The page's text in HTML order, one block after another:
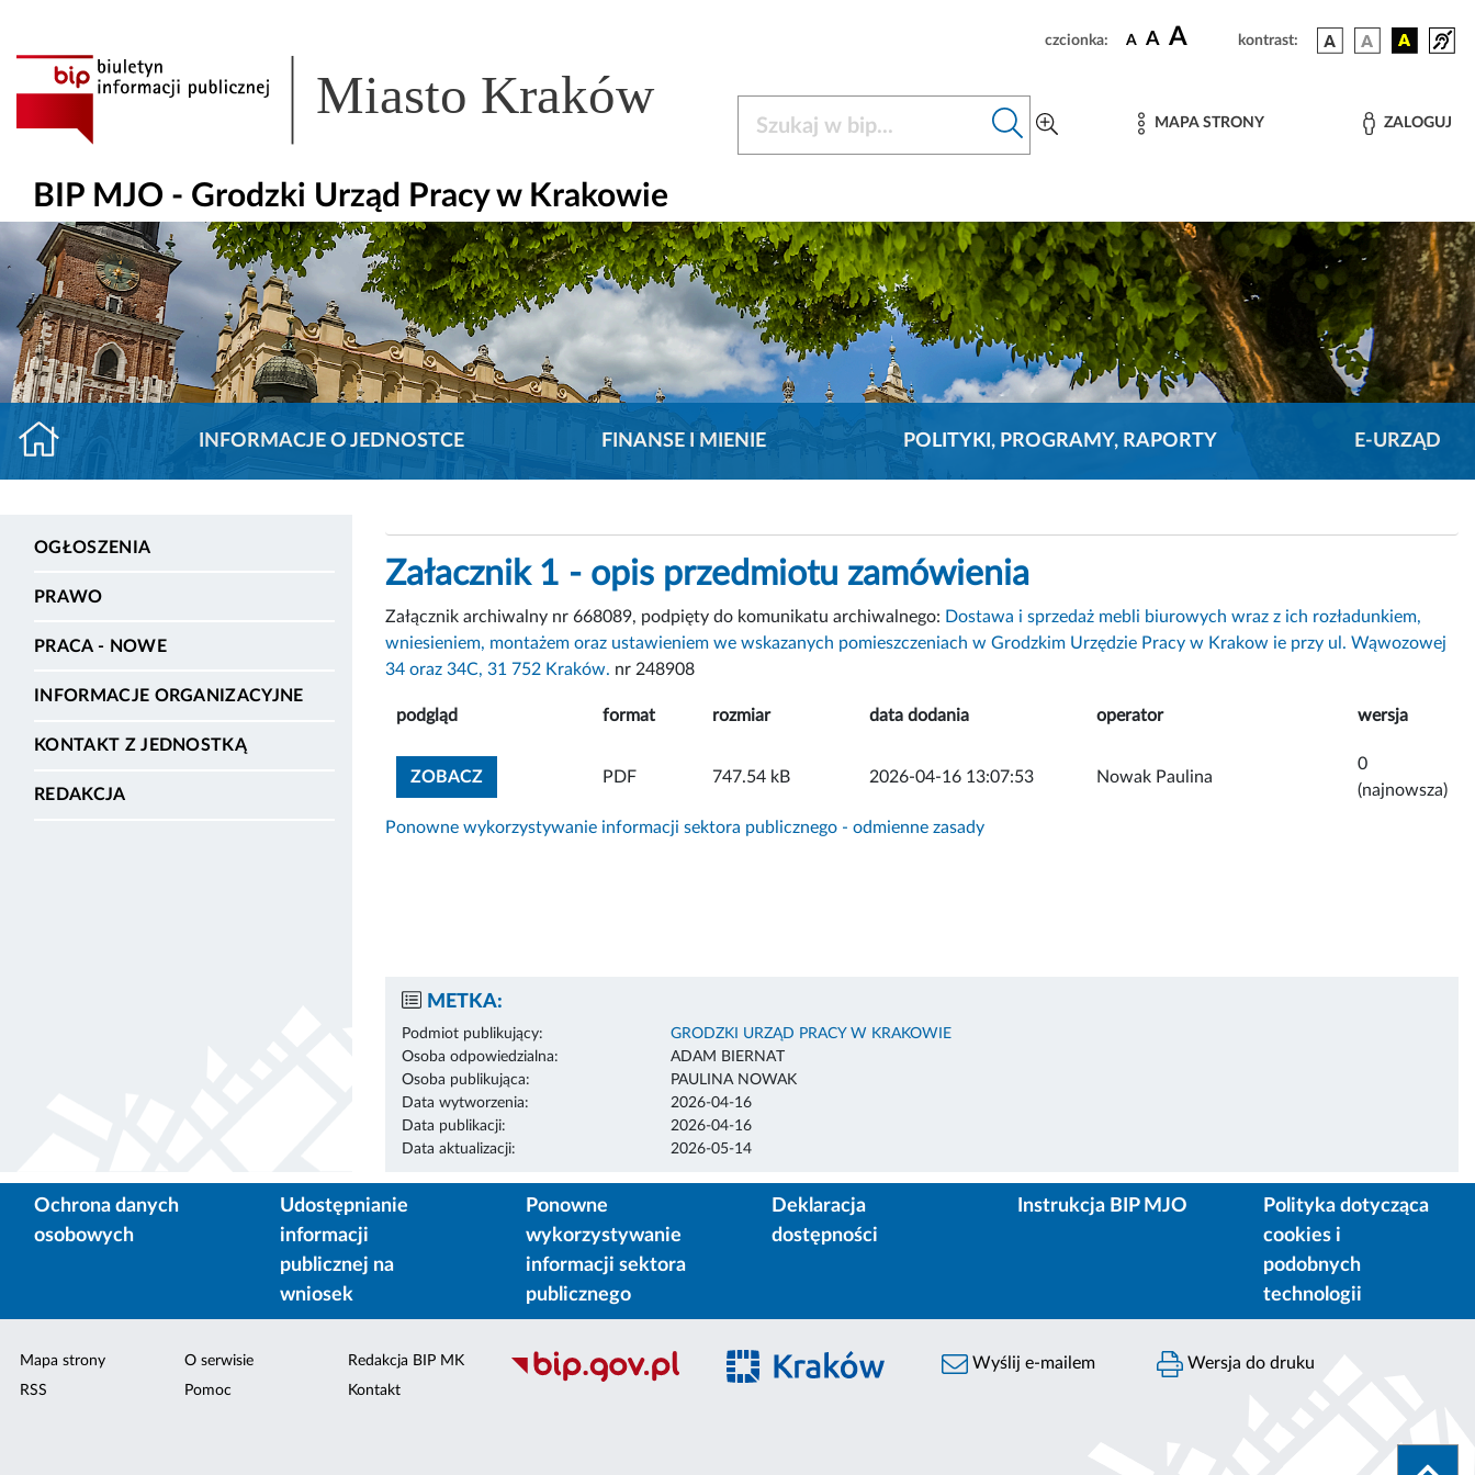
czcionka: A A A kontrast:
Miasto Kraków MAPA STRONY ZALOGUJ
BIP MJO - Grodzki Urząd Pracy w Krakowie
INFORMACJE O JEDNOSTCE FINANSE I MIENIE POLITYKI, PROGRAMY, RAPORTY E-URZĄD
OGŁOSZENIA
PRAWO
PRACA - NOWE
INFORMACJE ORGANIZACYJNE
KONTAKT Z JEDNOSTKĄ
REDAKCJA
Załacznik 1 - opis przedmiotu zamówienia
Załącznik archiwalny nr 668089, podpięty do komunikatu archiwalnego: Dostawa i sprzedaż mebli biurowych wraz z ich rozładunkiem,
wniesieniem, montażem oraz ustawieniem we wskazanych pomieszczeniach w Grodzkim Urzędzie Pracy w Krakow ie przy ul. Wąwozowej
34 oraz 34C, 31 752 Kraków. nr 248908
podgląd format rozmiar data dodania operator wersja
ZOBACZZOBACZ ZAŁĄCZNIK
PDF 747.54 kB 2026-04-16 13:07:53 Nowak Paulina
0
(najnowsza)
Ponowne wykorzystywanie informacji sektora publicznego - odmienne zasady
METKA:
Podmiot publikujący:
GRODZKI URZĄD PRACY W KRAKOWIE
Osoba odpowiedzialna:
ADAM BIERNAT
Osoba publikująca:
PAULINA NOWAK
Data wytworzenia:
2026-04-16
Data publikacji:
2026-04-16
Data aktualizacji:
2026-05-14
Ochrona danych
osobowych
Udostępnianie
informacji
publicznej na
wniosek
Ponowne
wykorzystywanie
informacji sektora
publicznego
Deklaracja
dostępności
Instrukcja BIP MJO
Polityka dotycząca
cookies i
podobnych
technologii
Mapa strony
RSS
O serwisie
Pomoc
Redakcja BIP MK
Kontakt
Wyślij e-mailem Wersja do druku